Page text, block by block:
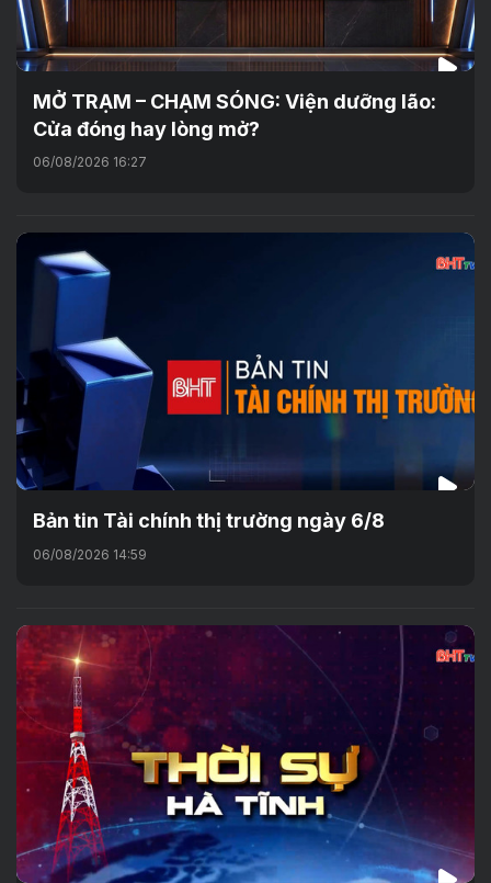
MỞ TRẠM – CHẠM SÓNG: Viện dưỡng lão:
Cửa đóng hay lòng mở?
06/08/2026 16:27
Bản tin Tài chính thị trường ngày 6/8
06/08/2026 14:59